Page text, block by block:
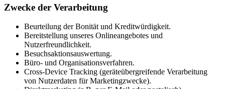
Zwecke der Verarbeitung
Beurteilung der Bonität und Kreditwürdigkeit.
Bereitstellung unseres Onlineangebotes und
Nutzerfreundlichkeit.
Besuchsaktionsauswertung.
Büro- und Organisationsverfahren.
Cross-Device Tracking (geräteübergreifende Verarbeitung
von Nutzerdaten für Marketingzwecke).